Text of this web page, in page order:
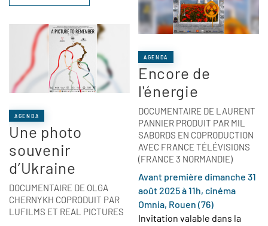
AGENDA
Une photo
souvenir
d’Ukraine
DOCUMENTAIRE DE OLGA
CHERNYKH COPRODUIT PAR
LUFILMS ET REAL PICTURES
AGENDA
Encore de
l'énergie
DOCUMENTAIRE DE LAURENT
PANNIER PRODUIT PAR MIL
SABORDS EN COPRODUCTION
AVEC FRANCE TÉLÉVISIONS
(FRANCE 3 NORMANDIE)
Avant première dimanche 31
août 2025 à 11h, cinéma
Omnia, Rouen (76)
Invitation valable dans la